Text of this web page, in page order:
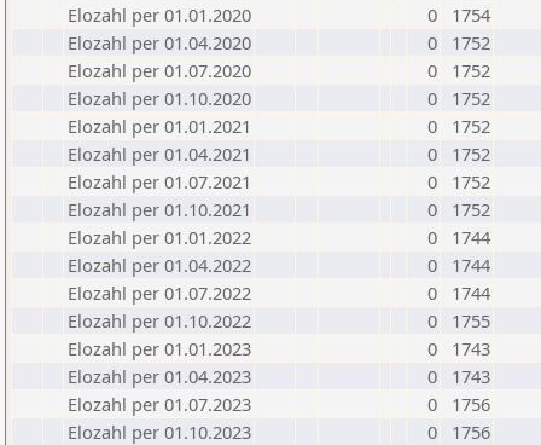
Elozahl per 01.01.2020
0
1754
Elozahl per 01.04.2020
0
1752
Elozahl per 01.07.2020
0
1752
Elozahl per 01.10.2020
0
1752
Elozahl per 01.01.2021
0
1752
Elozahl per 01.04.2021
0
1752
Elozahl per 01.07.2021
0
1752
Elozahl per 01.10.2021
0
1752
Elozahl per 01.01.2022
0
1744
Elozahl per 01.04.2022
0
1744
Elozahl per 01.07.2022
0
1744
Elozahl per 01.10.2022
0
1755
Elozahl per 01.01.2023
0
1743
Elozahl per 01.04.2023
0
1743
Elozahl per 01.07.2023
0
1756
Elozahl per 01.10.2023
0
1756